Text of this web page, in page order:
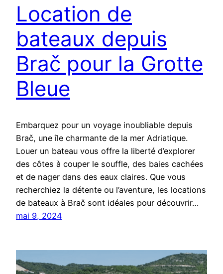
Location de
bateaux depuis
Brač pour la Grotte
Bleue
Embarquez pour un voyage inoubliable depuis
Brač, une île charmante de la mer Adriatique.
Louer un bateau vous offre la liberté d’explorer
des côtes à couper le souffle, des baies cachées
et de nager dans des eaux claires. Que vous
recherchiez la détente ou l’aventure, les locations
de bateaux à Brač sont idéales pour découvrir…
mai 9, 2024